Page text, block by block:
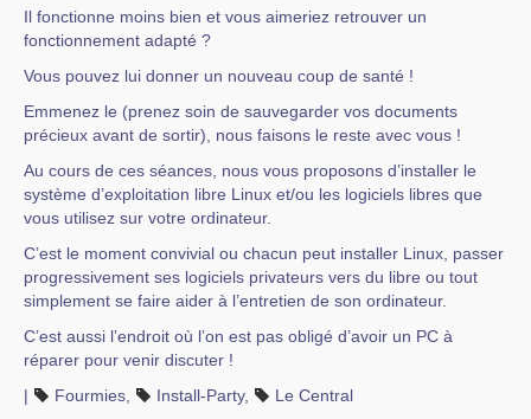
Il fonctionne moins bien et vous aimeriez retrouver un
fonctionnement adapté ?
Vous pouvez lui donner un nouveau coup de santé !
Emmenez le (prenez soin de sauvegarder vos documents
précieux avant de sortir), nous faisons le reste avec vous !
Au cours de ces séances, nous vous proposons d’installer le
système d’exploitation libre Linux et/ou les logiciels libres que
vous utilisez sur votre ordinateur.
C’est le moment convivial ou chacun peut installer Linux, passer
progressivement ses logiciels privateurs vers du libre ou tout
simplement se faire aider à l’entretien de son ordinateur.
C’est aussi l’endroit où l’on est pas obligé d’avoir un PC à
réparer pour venir discuter !
|
Fourmies Install-Party, Le Central